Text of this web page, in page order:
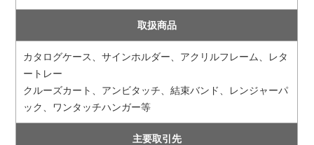
取扱商品
カタログケース、サインホルダー、アクリルフレーム、レタ
ートレー
クルーズカート、アンビタッチ、結束バンド、レンジャーパ
ック、ワンタッチハンガー等
主要取引先